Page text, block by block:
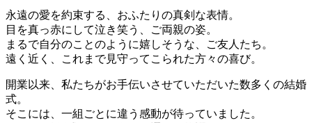
永遠の愛を約束する、おふたりの真剣な表情。
目を真っ赤にして泣き笑う、ご両親の姿。
まるで自分のことのように嬉しそうな、ご友人たち。
遠く近く、これまで見守ってこられた方々の喜び。
開業以来、私たちがお手伝いさせていただいた数多くの結婚
式。
そこには、一組ごとに違う感動が待っていました。